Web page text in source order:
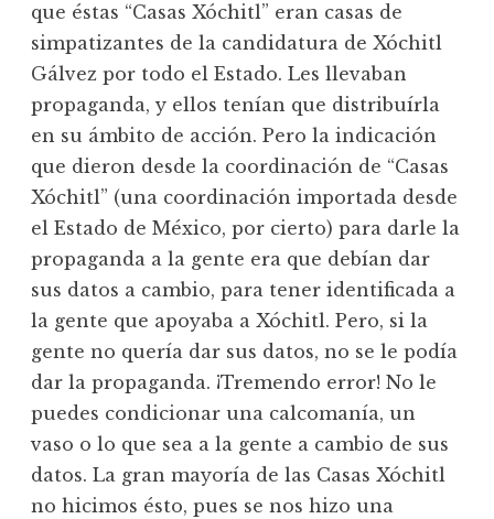
que éstas “Casas Xóchitl” eran casas de
simpatizantes de la candidatura de Xóchitl
Gálvez por todo el Estado. Les llevaban
propaganda, y ellos tenían que distribuírla
en su ámbito de acción. Pero la indicación
que dieron desde la coordinación de “Casas
Xóchitl” (una coordinación importada desde
el Estado de México, por cierto) para darle la
propaganda a la gente era que debían dar
sus datos a cambio, para tener identificada a
la gente que apoyaba a Xóchitl. Pero, si la
gente no quería dar sus datos, no se le podía
dar la propaganda. ¡Tremendo error! No le
puedes condicionar una calcomanía, un
vaso o lo que sea a la gente a cambio de sus
datos. La gran mayoría de las Casas Xóchitl
no hicimos ésto, pues se nos hizo una